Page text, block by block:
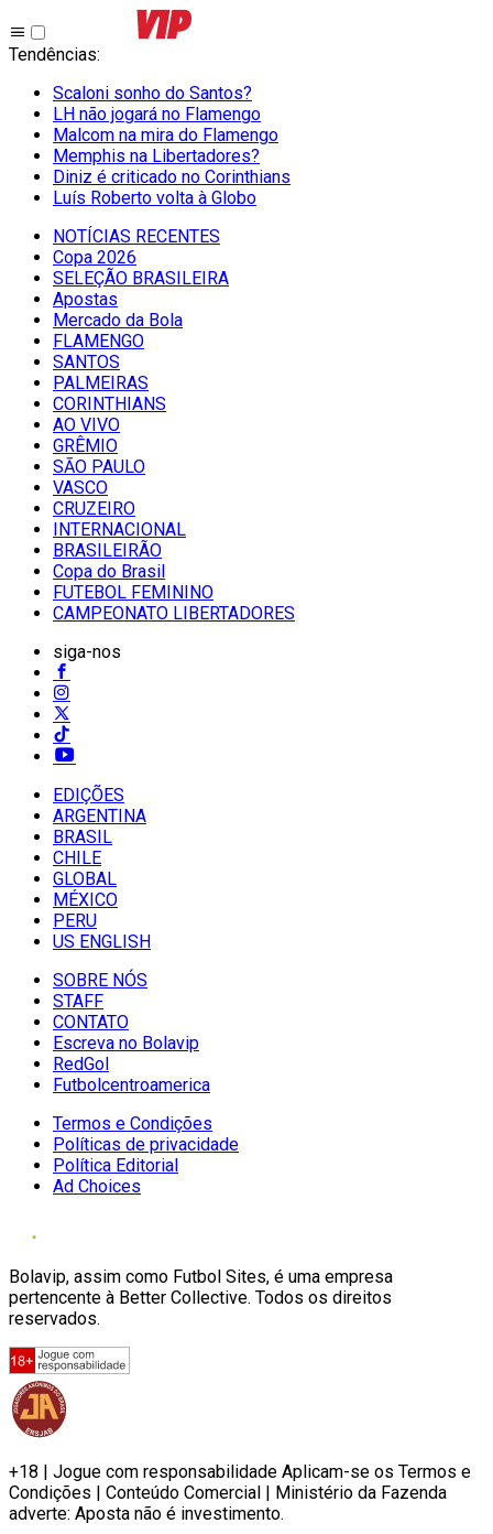
Tendências:
Scaloni sonho do Santos?
LH não jogará no Flamengo
Malcom na mira do Flamengo
Memphis na Libertadores?
Diniz é criticado no Corinthians
Luís Roberto volta à Globo
NOTÍCIAS RECENTES
Copa 2026
SELEÇÃO BRASILEIRA
Apostas
Mercado da Bola
FLAMENGO
SANTOS
PALMEIRAS
CORINTHIANS
AO VIVO
GRÊMIO
SĀO PAULO
VASCO
CRUZEIRO
INTERNACIONAL
BRASILEIRÃO
Copa do Brasil
FUTEBOL FEMININO
CAMPEONATO LIBERTADORES
siga-nos
EDIÇÕES
ARGENTINA
BRASIL
CHILE
GLOBAL
MÉXICO
PERU
US ENGLISH
SOBRE NÓS
STAFF
CONTATO
Escreva no Bolavip
RedGol
Futbolcentroamerica
Termos e Condições
Políticas de privacidade
Política Editorial
Ad Choices
Bolavip, assim como Futbol Sites, é uma empresa
pertencente à Better Collective. Todos os direitos
reservados.
+18 | Jogue com responsabilidade Aplicam-se os Termos e
Condições | Conteúdo Comercial | Ministério da Fazenda
adverte: Aposta não é investimento.